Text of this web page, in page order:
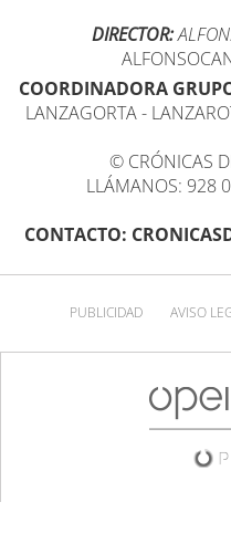
DIRECTOR:
COORDINADORA
LANZAGORTA -
© CRÓNICAS
LLÁMANOS: 928
CONTACTO:
PUBLICIDAD AVISO